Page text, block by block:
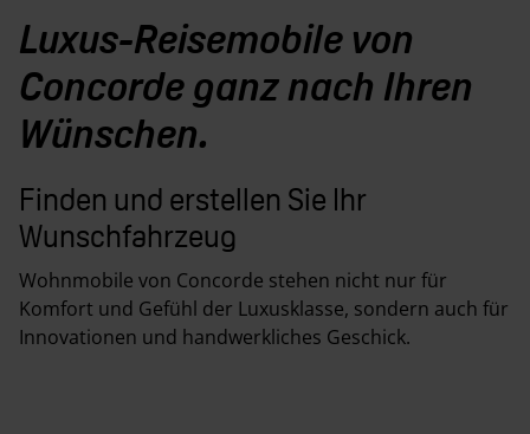
Luxus-Reisemobile von
Concorde ganz nach Ihren
Wünschen.
Finden und erstellen Sie Ihr
Wunschfahrzeug
Wohnmobile von Concorde stehen nicht nur für
Komfort und Gefühl der Luxusklasse, sondern auch für
Innovationen und handwerkliches Geschick.